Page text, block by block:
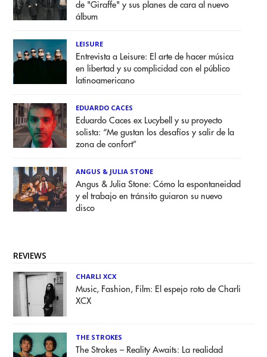
de "Giraffe" y sus planes de cara al nuevo
álbum
LEISURE
Entrevista a Leisure: El arte de hacer música
en libertad y su complicidad con el público
latinoamericano
EDUARDO CACES
Eduardo Caces ex Lucybell y su proyecto
solista: “Me gustan los desafíos y salir de la
zona de confort”
ANGUS & JULIA STONE
Angus & Julia Stone: Cómo la espontaneidad
y el trabajo en tránsito guiaron su nuevo
disco
REVIEWS
CHARLI XCX
Music, Fashion, Film: El espejo roto de Charli
XCX
THE STROKES
The Strokes – Reality Awaits: La realidad